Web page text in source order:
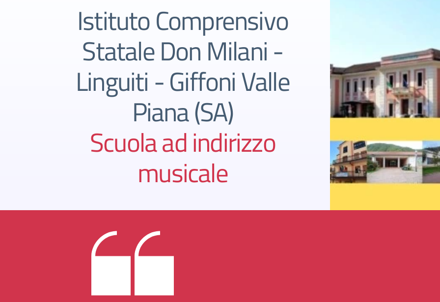
Istituto Comprensivo
Statale Don Milani -
Linguiti - Giffoni Valle
Piana (SA)
Scuola ad indirizzo
musicale